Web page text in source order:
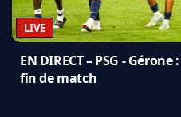
LIVE
EN DIRECT – PSG -
fin de match